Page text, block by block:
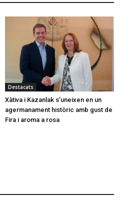
Destacats
Xàtiva i Kazanlak s’uneixen en un
agermanament històric amb gust de
Fira i aroma a rosa